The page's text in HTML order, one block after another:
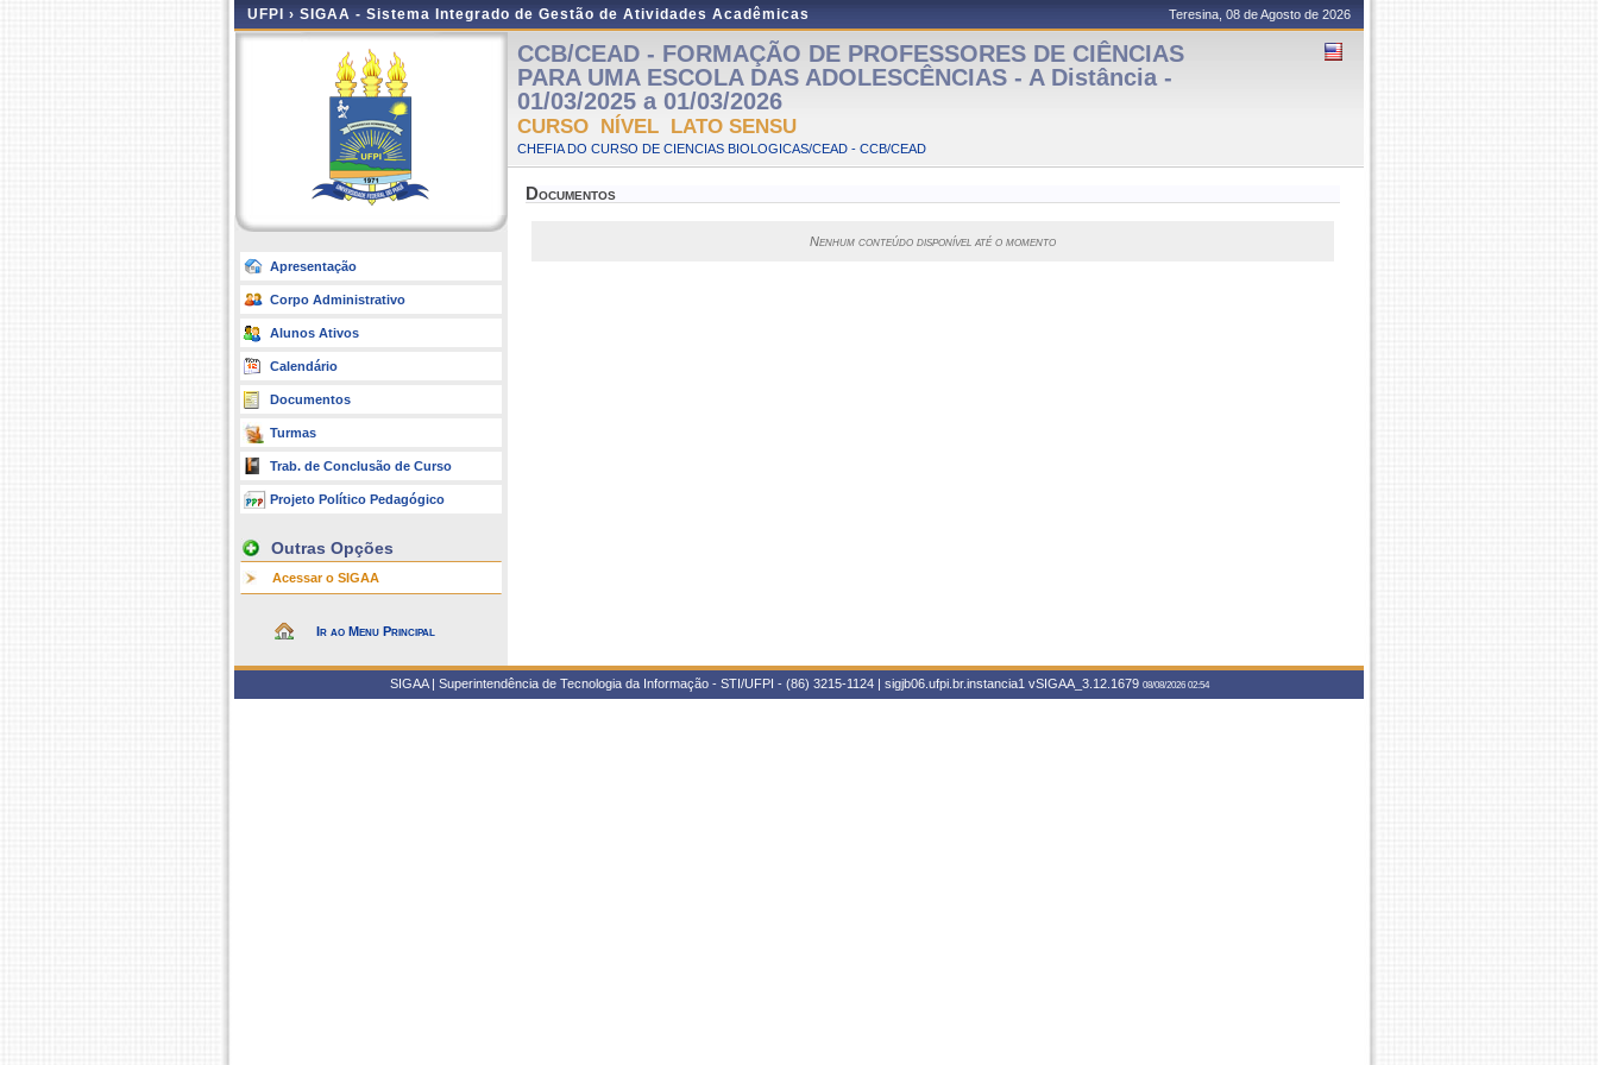
UFPI › SIGAA - Sistema Integrado de Gestão de Atividades Acadêmicas Teresina, 08 de Agosto de 2026
Apresentação
Corpo Administrativo
Alunos Ativos
Calendário
Documentos
Turmas
Trab. de Conclusão de Curso
Projeto Político Pedagógico
Outras Opções
Acessar o SIGAA
Ir ao Menu Principal
CCB/CEAD - FORMAÇÃO DE PROFESSORES DE CIÊNCIAS
PARA UMA ESCOLA DAS ADOLESCÊNCIAS - A Distância -
01/03/2025 a 01/03/2026
CURSO NÍVEL LATO SENSU
CHEFIA DO CURSO DE CIENCIAS BIOLOGICAS/CEAD - CCB/CEAD
Documentos
Nenhum conteúdo disponível até o momento
SIGAA | Superintendência de Tecnologia da Informação - STI/UFPI - (86) 3215-1124 | sigjb06.ufpi.br.instancia1 vSIGAA_3.12.1679 08/08/2026 02:54